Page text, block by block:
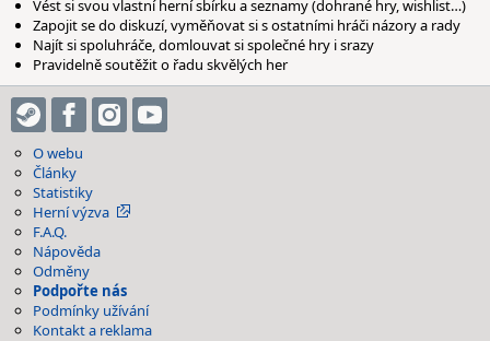
Vést si svou vlastní herní sbírku a seznamy (dohrané hry, wishlist…)
Zapojit se do diskuzí, vyměňovat si s ostatními hráči názory a rady
Najít si spoluhráče, domlouvat si společné hry i srazy
Pravidelně soutěžit o řadu skvělých her
O webu
Články
Statistiky
Herní výzva
F.A.Q.
Nápověda
Odměny
Podpořte nás
Podmínky užívání
Kontakt a reklama